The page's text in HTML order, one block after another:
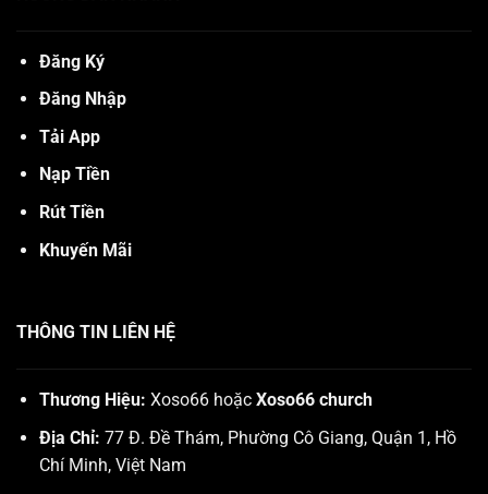
Đăng Ký
Đăng Nhập
Tải App
Nạp Tiền
Rút Tiền
Khuyến Mãi
THÔNG TIN LIÊN HỆ
Thương Hiệu: Xoso66 hoặc Xoso66 church
Địa Chỉ: 77 Đ. Đề Thám, Phường Cô Giang, Quận 1, Hồ
Chí Minh, Việt Nam